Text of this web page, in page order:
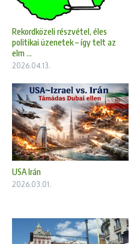
Rekordközeli részvétel, éles
politikai üzenetek – így telt az
elm ...
2026.04.13.
USA Irán
2026.03.01.